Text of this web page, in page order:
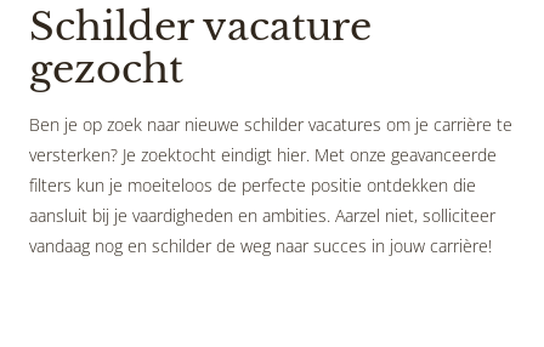
Schilder vacature
gezocht
Ben je op zoek naar nieuwe schilder vacatures om je carrière te
versterken? Je zoektocht eindigt hier. Met onze geavanceerde
filters kun je moeiteloos de perfecte positie ontdekken die
aansluit bij je vaardigheden en ambities. Aarzel niet, solliciteer
vandaag nog en schilder de weg naar succes in jouw carrière!